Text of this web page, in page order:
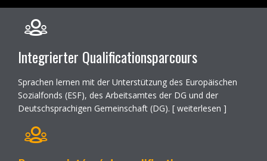
Integrierter Qualificationsparcours
Sprachen lernen mit der Unterstützung des Europäischen
Sozialfonds (ESF), des Arbeitsamtes der DG und der
Deutschsprachigen Gemeinschaft (DG). [ weiterlesen ]